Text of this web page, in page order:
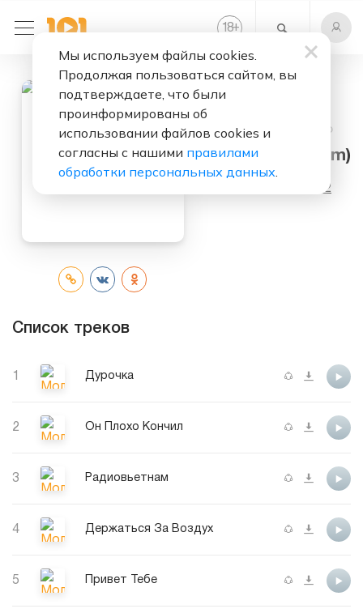
18+
Слушать бесплатно
Молоко (Album)
Би-2
Список треков
1 Дурочка
2 Он Плохо Кончил
3 Радиовьетнам
4 Держаться За Воздух
5 Привет Тебе
Мы используем файлы cookies.
Продолжая пользоваться сайтом, вы
подтверждаете, что были
проинформированы об
использовании файлов cookies и
согласны с нашими правилами
обработки персональных данных.